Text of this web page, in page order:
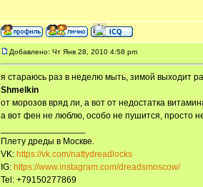
Добавлено: Чт Янв 28, 2010 4:58 pm
я стараюсь раз в неделю мыть, зимой выходит
Shmelkin
от морозов вряд ли, а вот от недостатка
а вот фен не люблю, особо не пушится, просто
Плету дреды в Москве.
VK: https://vk.com/nattydreadlocks
IG: https://www.instagram.com/dreadsmoscow/
Tel: +79150277869